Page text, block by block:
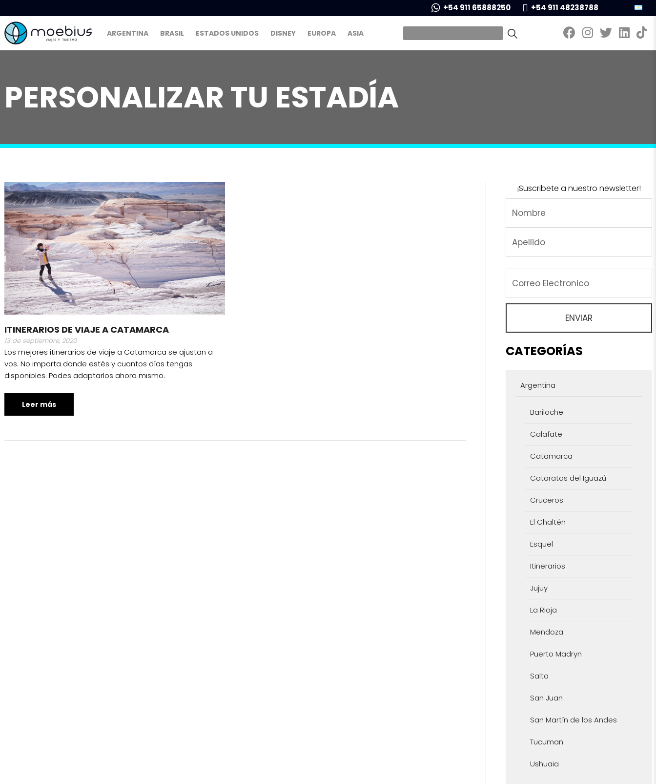
+54 911 65888250 +54 911 48238788
ARGENTINA BRASIL ESTADOS UNIDOS DISNEY EUROPA ASIA
PERSONALIZAR TU ESTADÍA
ITINERARIOS DE VIAJE A CATAMARCA
13 de septiembre, 2020
Los mejores itinerarios de viaje a Catamarca se ajustan a
vos. No importa donde estés y cuantos días tengas
disponibles. Podes adaptarlos ahora mismo.
Leer más
¡Suscribete a nuestro newsletter!
CATEGORÍAS
Argentina
Bariloche
Calafate
Catamarca
Cataratas del Iguazú
Cruceros
El Chaltén
Esquel
Itinerarios
Jujuy
La Rioja
Mendoza
Puerto Madryn
Salta
San Juan
San Martín de los Andes
Tucuman
Ushuaia